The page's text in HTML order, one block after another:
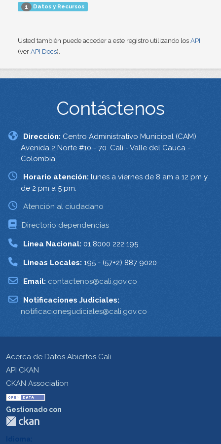
1 Datos y Recursos
Usted también puede acceder a este registro utilizando los API
(ver API Docs).
Contáctenos
Dirección: Centro Administrativo Municipal (CAM)
Avenida 2 Norte #10 - 70. Cali - Valle del Cauca -
Colombia.
Horario atención: lunes a viernes de 8 am a 12 pm y
de 2 pm a 5 pm.
Atención al ciudadano
Directorio dependencias
Linea Nacional: 01 8000 222 195
Lineas Locales: 195 - (57+2) 887 9020
Email: contactenos@cali.gov.co
Notificaciones Judiciales:
notificacionesjudiciales@cali.gov.co
Acerca de Datos Abiertos Cali
API CKAN
CKAN Association
Gestionado con